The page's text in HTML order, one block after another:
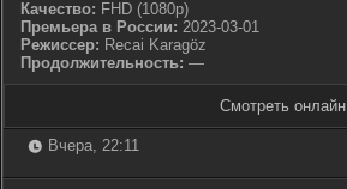
Качество: FHD (1080p)
Премьера в России: 2023-03-01
Режиссер: Recai Karagöz
Продолжительность: —
Смотреть онлайн
Вчера, 22:11